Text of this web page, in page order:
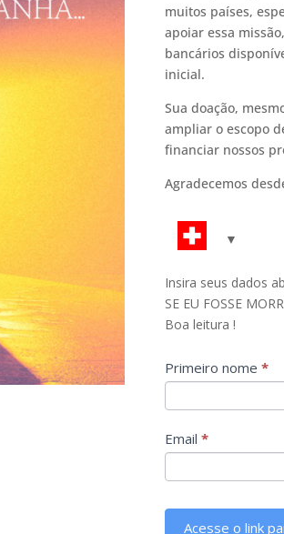
muitos países,
apoiar essa
bancários
inicial.
Sua doação,
ampliar o escopo
financiar nossos
Agradecemos
Insira seus dados
SE EU FOSSE
Boa leitura !
Primeiro nome *
Email *
I
f
y
o
u
e
Acesse o link